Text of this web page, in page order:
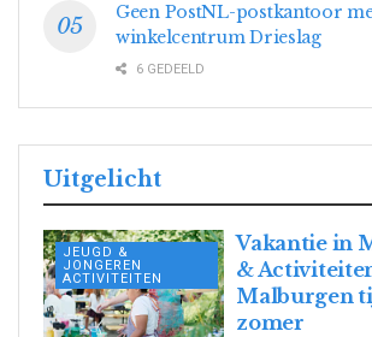
Geen PostNL-postkantoor
winkelcentrum Drieslag
6 GEDEELD
Uitgelicht
JEUGD &
JONGEREN
ACTIVITEITEN
Vakantie in
&
Malburgen
zomer